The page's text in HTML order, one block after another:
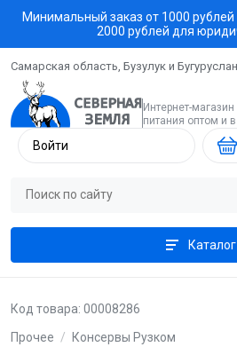
Минимальный заказ от 1000
2000 рублей для
Самарская область, Бузулук и Бугуруслан
Интернет-
питания оптом и
Войти
Каталог
Прочее / Консервы Рузком
Код товара: 00008286